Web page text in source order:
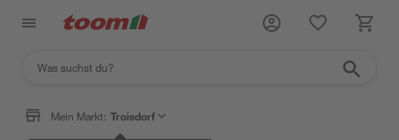
Mein Markt: Troisdorf